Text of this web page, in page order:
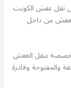
نقل عفش الكويت
من داخل
بنقل العفش
والمفتوحة وقادرة